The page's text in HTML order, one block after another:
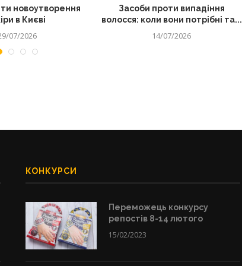
новоутворення
в Києві
07/2026
Засоби проти випадіння
волосся: коли вони потрібні та...
14/07/2026
КОНКУРСИ
Переможець конкурсу
репостів 8-14 лютого
15/02/2023